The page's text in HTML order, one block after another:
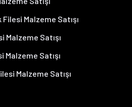
Malzeme Satışı
Malzeme Satışı
Malzeme Satışı
Malzeme Satışı